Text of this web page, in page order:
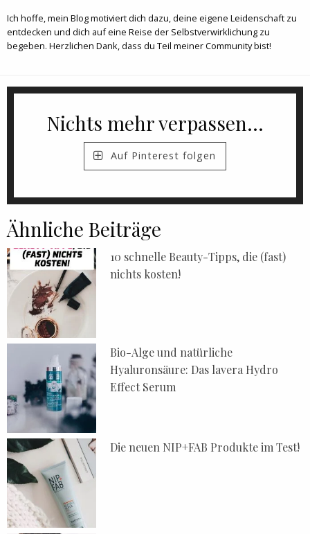
Ich hoffe, mein Blog motiviert dich dazu, deine eigene Leidenschaft zu
entdecken und dich auf eine Reise der Selbstverwirklichung zu
begeben. Herzlichen Dank, dass du Teil meiner Community bist!
Nichts mehr verpassen...
Auf Pinterest folgen
Ähnliche Beiträge
10 schnelle Beauty-Tipps, die (fast)
nichts kosten!
Bio-Alge und natürliche
Hyaluronsäure: Das lavera Hydro
Effect Serum
Die neuen NIP+FAB Produkte im Test!